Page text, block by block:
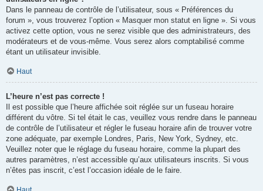
Dans le panneau de contrôle de l’utilisateur, sous « Préférences du
forum », vous trouverez l’option « Masquer mon statut en ligne ». Si vous
activez cette option, vous ne serez visible que des administrateurs, des
modérateurs et de vous-même. Vous serez alors comptabilisé comme
étant un utilisateur invisible.
Haut
L’heure n’est pas correcte !
Il est possible que l’heure affichée soit réglée sur un fuseau horaire
différent du vôtre. Si tel était le cas, veuillez vous rendre dans le panneau
de contrôle de l’utilisateur et régler le fuseau horaire afin de trouver votre
zone adéquate, par exemple Londres, Paris, New York, Sydney, etc.
Veuillez noter que le réglage du fuseau horaire, comme la plupart des
autres paramètres, n’est accessible qu’aux utilisateurs inscrits. Si vous
n’êtes pas inscrit, c’est l’occasion idéale de le faire.